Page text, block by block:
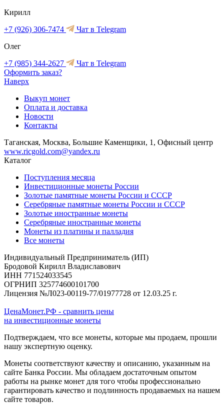
Кирилл
+7 (926) 306-7474
Чат в Telegram
Олег
+7 (985) 344-2627
Чат в Telegram
Оформить заказ?
Наверх
Выкуп монет
Оплата и доставка
Новости
Контакты
Таганская, Москва, Большие Каменщики, 1, Офисный центр
www.ricgold.com@yandex.ru
Каталог
Поступления месяца
Инвестиционные монеты России
Золотые памятные монеты России и СССР
Серебряные памятные монеты России и СССР
Золотые иностранные монеты
Серебряные иностранные монеты
Монеты из платины и палладия
Все монеты
Индивидуальный Предприниматель (ИП)
Бродовой Кирилл Владиславович
ИНН 771524033545
ОГРНИП 325774600101700
Лицензия №Л023-00119-77/01977728 от 12.03.25 г.
ЦенаМонет.РФ - сравнить цены
на инвестиционные монеты
Подтверждаем, что все монеты, которые мы продаем, прошли
нашу экспертную оценку.
Монеты соответствуют качеству и описанию, указанным на
сайте Банка России. Мы обладаем достаточным опытом
работы на рынке монет для того чтобы профессионально
гарантировать качество и подлинность продаваемых на нашем
сайте товаров.